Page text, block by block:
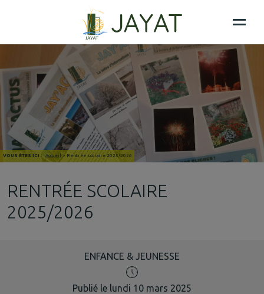
VOUS ÊTES ICI : Accueil > Rentrée scolaire 2025/2026
RENTRÉE SCOLAIRE
2025/2026
ENFANCE & JEUNESSE
Publié le lundi 10 mars 2025